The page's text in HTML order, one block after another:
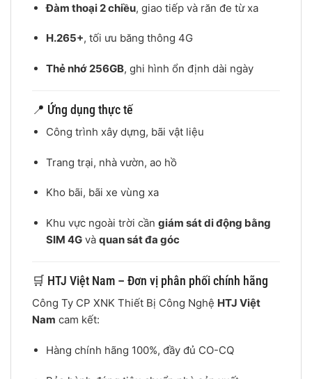
Đàm thoại 2 chiều, giao tiếp và răn đe từ xa
H.265+, tối ưu băng thông 4G
Thẻ nhớ 256GB, ghi hình ổn định dài ngày
📍 Ứng dụng thực tế
Công trình xây dựng, bãi vật liệu
Trang trại, nhà vườn, ao hồ
Kho bãi, bãi xe vùng xa
Khu vực ngoài trời cần giám sát di động bằng
SIM 4Gvà quan sát đa góc
🛒 HTJ Việt Nam – Đơn vị phân phối chính hãng
Công Ty CP XNK Thiết Bị Công Nghệ HTJ Việt
Nam cam kết:
Hàng chính hãng 100%, đầy đủ CO-CQ